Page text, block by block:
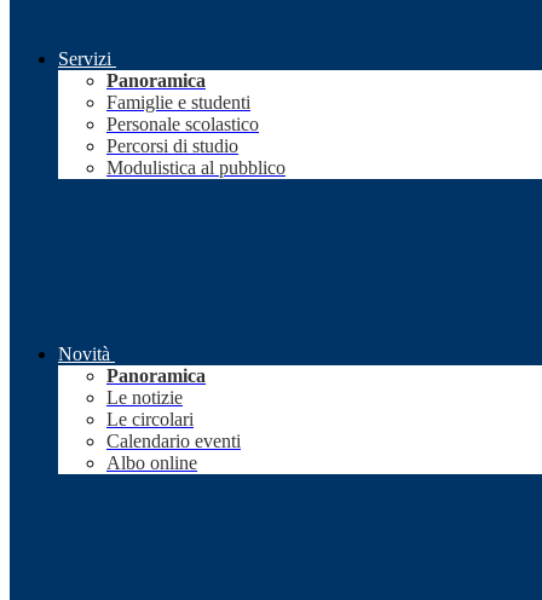
Servizi
Panoramica
Famiglie e studenti
Personale scolastico
Percorsi di studio
Modulistica al pubblico
Novità
Panoramica
Le notizie
Le circolari
Calendario eventi
Albo online